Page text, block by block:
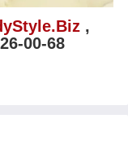
,
00-68